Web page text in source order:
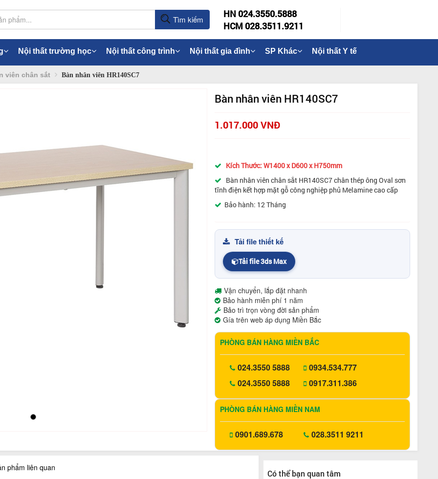
Tìm kiếm
HN 024.3550.5888
HCM 028.3511.9211
Nội thất trường học Nội thất công trình Nội thất gia đình SP Khác Nội thất Y tế
viên chân sắt Bàn nhân viên HR140SC7
Bàn nhân viên HR140SC7
1.017.000 VNĐ
Kích Thước: W1400 x D600 x H750mm
Bàn nhân viên chân sắt HR140SC7 chân thép ông Oval sơn
tĩnh điện kết hợp mặt gỗ công nghiệp phủ Melamine cao cấp
Bảo hành: 12 Tháng
Tải file thiết kế
Tải file 3ds Max
Vận chuyển, lắp đặt nhanh
Bảo hành miễn phí 1 năm
Bảo trì trọn vòng đời sản phẩm
Gía trên web áp dụng Miền Bắc
PHÒNG BÁN HÀNG MIỀN BẮC
024.3550 5888
024.3550 5888
0934.534.777
0917.311.386
PHÒNG BÁN HÀNG MIỀN NAM
0901.689.678 028.3511 9211
phẩm liên quan
Có thể bạn quan tâm